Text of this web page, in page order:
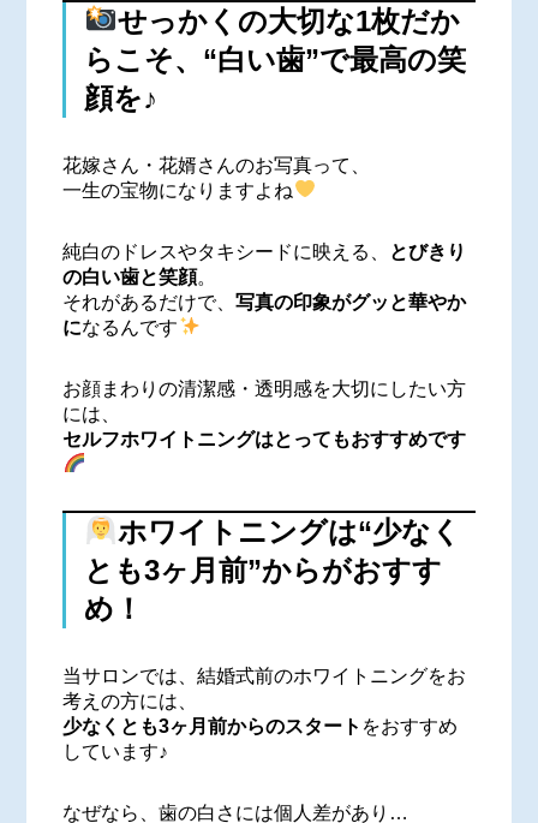
せっかくの大切な1枚だか
らこそ、“白い歯”で最高の笑
顔を♪
花嫁さん・花婿さんのお写真って、
一生の宝物になりますよね
純白のドレスやタキシードに映える、 とびきり
の白い歯と笑顔。
それがあるだけで、写真の印象がグッと華やか
になるんです
お顔まわりの清潔感・透明感を大切にしたい方
には、
セルフホワイトニングはとってもおすすめです
ホワイトニングは“少なく
とも3ヶ月前”からがおすす
め！
当サロンでは、結婚式前のホワイトニングをお
考えの方には、
少なくとも3ヶ月前からのスタート をおすすめ
しています♪
なぜなら、歯の白さには個人差があり…